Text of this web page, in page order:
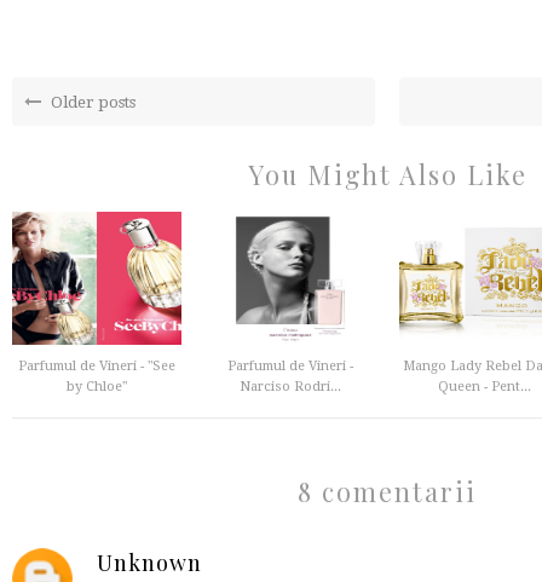
Older posts
You Might Also Like
Parfumul de Vineri - "See
by Chloe"
Parfumul de Vineri -
Narciso Rodri...
Mango Lady Rebel
Queen - Pent...
8 comentarii
Unknown